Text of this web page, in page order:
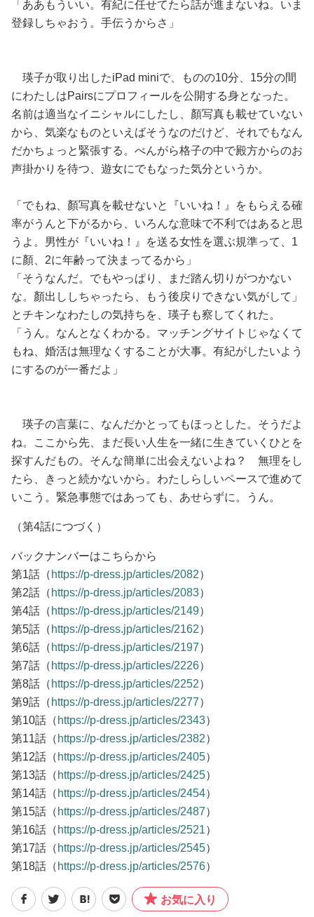
「ああもういい。有紀に任せてたら話が進まないね。いま
登録しちゃおう。手伝うからさ」
瑛子が取り出したiPad miniで、ものの10分、15分の間
にわたしはPairsにプロフィールを公開する身となった。
名前は適当なイニシャルにしたし、顏写真も載せていない
から、気楽なものといえばそうなのだけど、それでもなん
だかちょっと緊張する。べんがら格子の中で殿方からのお
声掛かりを待つ、遊女にでもなった気分というか。
「でもね、顏写真を載せないと『いいね！』をもらえる確
率がうんと下がるから、いろんな意味で不利ではあると思
うよ。男性が『いいね！』を送る女性を選ぶ規準って、1
に顏、2に年齢って決まってるから」
「そうなんだ。でもやっぱり、まだ踏ん切りがつかない
な。顏出ししちゃったら、もう後戻りできない気がして」
とチキンなわたしの気持ちを、瑛子も察してくれた。
「うん。なんとなくわかる。マッチングサイトじゃなくて
もね、婚活は無理なくすることが大事。有紀がしたいよう
にするのが一番だよ」
瑛子の言葉に、なんだかとってもほっとした。そうだよ
ね。ここから先、まだ長い人生を一緒に生きていくひとを
探すんだもの。そんな簡単に出会えないよね？ 無理をし
たら、きっと続かないから。わたしらしいペースで進めて
いこう。緊急事態ではあっても、あせらずに。うん。
（第4話につづく）
バックナンバーはこちらから
第1話（ https://p-dress.jp/articles/2082）
第2話（ https://p-dress.jp/articles/2083）
第4話（ https://p-dress.jp/articles/2149）
第5話（ https://p-dress.jp/articles/2162）
第6話（ https://p-dress.jp/articles/2197）
第7話（ https://p-dress.jp/articles/2226）
第8話（ https://p-dress.jp/articles/2252）
第9話（ https://p-dress.jp/articles/2277）
第10話（ https://p-dress.jp/articles/2343）
第11話（ https://p-dress.jp/articles/2382）
第12話（ https://p-dress.jp/articles/2405）
第13話（ https://p-dress.jp/articles/2425）
第14話（ https://p-dress.jp/articles/2454）
第15話（ https://p-dress.jp/articles/2487）
第16話（ https://p-dress.jp/articles/2521）
第17話（ https://p-dress.jp/articles/2545）
第18話（ https://p-dress.jp/articles/2576）
お気に入り